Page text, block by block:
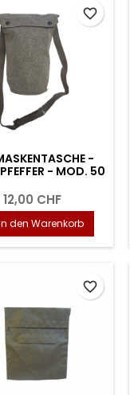
-
- MOD. 50
12,00 CHF
den Warenkorb
favorite_border
favorite_border